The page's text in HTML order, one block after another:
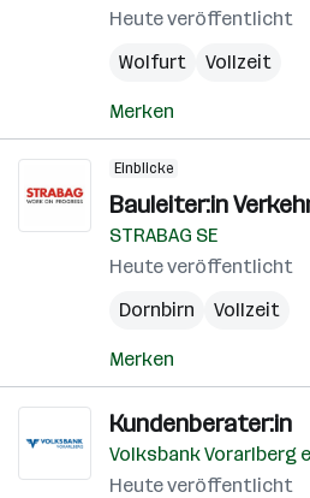
Heute veröffentlicht
Wolfurt
Vollzeit
Merken
Einblicke
Bauleiter:in
STRABAG SE
Heute veröffentlicht
Dornbirn
Vollzeit
Merken
Kundenberater:in
Volksbank Vorarlberg
Heute veröffentlicht